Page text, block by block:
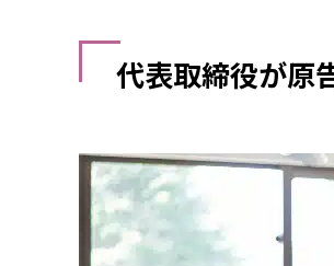
代表取締役が原